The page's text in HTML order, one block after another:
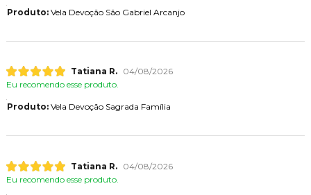
Produto:Vela Devoção São Gabriel Arcanjo
Tatiana R.
04/08/2026
Eu recomendo esse produto.
Produto:Vela Devoção Sagrada Família
Tatiana R.
04/08/2026
Eu recomendo esse produto.